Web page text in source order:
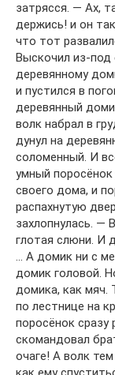
затрясся. — Ах,
держись! и он
что тот
Выскочил из-под
деревянному
и пустился в
деревянный
волк набрал в
дунул на
соломенный. И
умный
своего дома, и
распахнутую
захлопнулась. —
глотая слюни. И
… А домик ни с
домик головой.
домика, как мяч.
по лестнице на
поросёнок сразу
скомандовал
очаге! А волк